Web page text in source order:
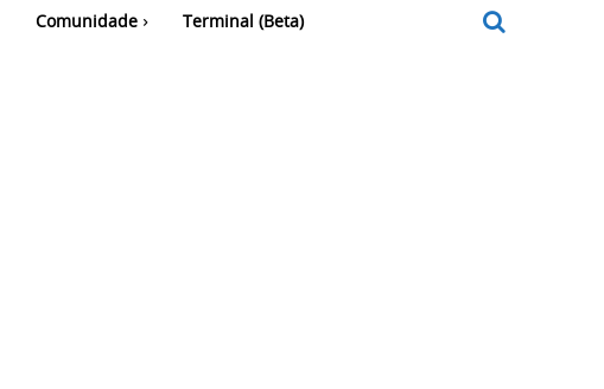
Comunidade Terminal (Beta)